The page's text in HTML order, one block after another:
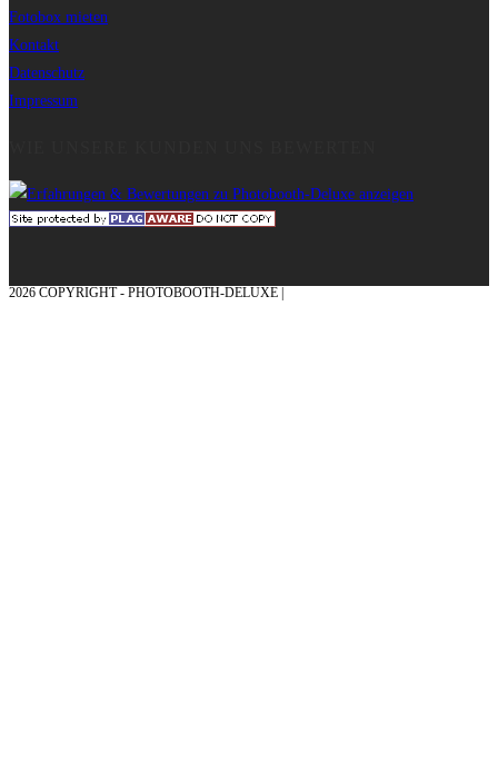
Fotobox mieten
Kontakt
Datenschutz
Impressum
2026 COPYRIGHT - PHOTOBOOTH-DELUXE |